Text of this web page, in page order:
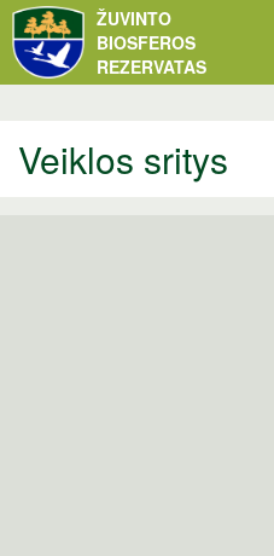
ŽUVINTO
BIOSFEROS
REZERVATAS
Veiklos sritys